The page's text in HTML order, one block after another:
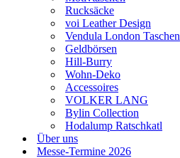
Rucksäcke
voi Leather Design
Vendula London Taschen
Geldbörsen
Hill-Burry
Wohn-Deko
Accessoires
VOLKER LANG
Bylin Collection
Hodalump Ratschkatl
Über uns
Messe-Termine 2026